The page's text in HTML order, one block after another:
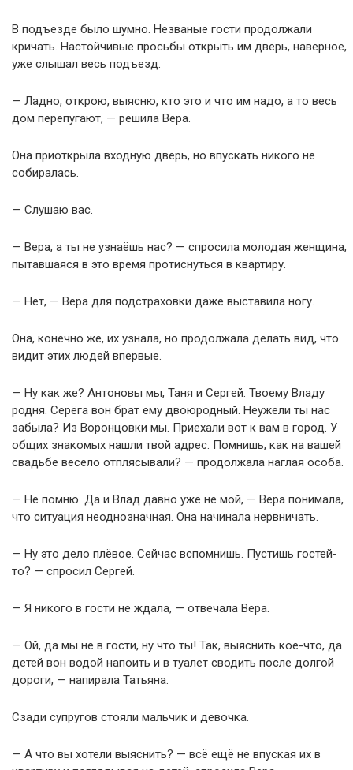
В подъезде было шумно. Незваные гости продолжали
кричать. Настойчивые просьбы открыть им дверь, наверное,
уже слышал весь подъезд.
— Ладно, открою, выясню, кто это и что им надо, а то весь
дом перепугают, — решила Вера.
Она приоткрыла входную дверь, но впускать никого не
собиралась.
— Слушаю вас.
— Вера, а ты не узнаёшь нас? — спросила молодая женщина,
пытавшаяся в это время протиснуться в квартиру.
— Нет, — Вера для подстраховки даже выставила ногу.
Она, конечно же, их узнала, но продолжала делать вид, что
видит этих людей впервые.
— Ну как же? Антоновы мы, Таня и Сергей. Твоему Владу
родня. Серёга вон брат ему двоюродный. Неужели ты нас
забыла? Из Воронцовки мы. Приехали вот к вам в город. У
общих знакомых нашли твой адрес. Помнишь, как на вашей
свадьбе весело отплясывали? — продолжала наглая особа.
— Не помню. Да и Влад давно уже не мой, — Вера понимала,
что ситуация неоднозначная. Она начинала нервничать.
— Ну это дело плёвое. Сейчас вспомнишь. Пустишь гостей-
то? — спросил Сергей.
— Я никого в гости не ждала, — отвечала Вера.
— Ой, да мы не в гости, ну что ты! Так, выяснить кое-что, да
детей вон водой напоить и в туалет сводить после долгой
дороги, — напирала Татьяна.
Сзади супругов стояли мальчик и девочка.
— А что вы хотели выяснить? — всё ещё не впуская их в